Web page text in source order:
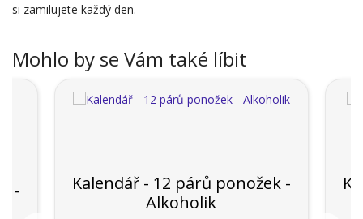
si zamilujete každý den.
Mohlo by se Vám také líbit
Kalendář - 12 párů ponožek -
Alkoholik
-